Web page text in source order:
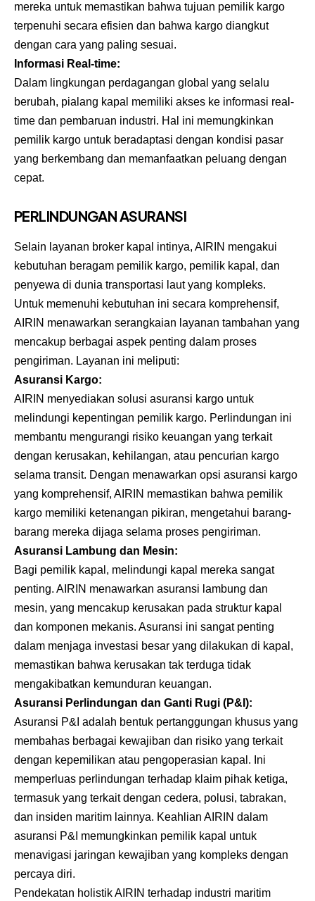
mereka untuk memastikan bahwa tujuan pemilik kargo
terpenuhi secara efisien dan bahwa kargo diangkut
dengan cara yang paling sesuai.
Informasi Real-time:
Dalam lingkungan perdagangan global yang selalu
berubah, pialang kapal memiliki akses ke informasi real-
time dan pembaruan industri. Hal ini memungkinkan
pemilik kargo untuk beradaptasi dengan kondisi pasar
yang berkembang dan memanfaatkan peluang dengan
cepat.
PERLINDUNGAN ASURANSI
Selain layanan broker kapal intinya, AIRIN mengakui
kebutuhan beragam pemilik kargo, pemilik kapal, dan
penyewa di dunia transportasi laut yang kompleks.
Untuk memenuhi kebutuhan ini secara komprehensif,
AIRIN menawarkan serangkaian layanan tambahan yang
mencakup berbagai aspek penting dalam proses
pengiriman. Layanan ini meliputi:
Asuransi Kargo:
AIRIN menyediakan solusi asuransi kargo untuk
melindungi kepentingan pemilik kargo. Perlindungan ini
membantu mengurangi risiko keuangan yang terkait
dengan kerusakan, kehilangan, atau pencurian kargo
selama transit. Dengan menawarkan opsi asuransi kargo
yang komprehensif, AIRIN memastikan bahwa pemilik
kargo memiliki ketenangan pikiran, mengetahui barang-
barang mereka dijaga selama proses pengiriman.
Asuransi Lambung dan Mesin:
Bagi pemilik kapal, melindungi kapal mereka sangat
penting. AIRIN menawarkan asuransi lambung dan
mesin, yang mencakup kerusakan pada struktur kapal
dan komponen mekanis. Asuransi ini sangat penting
dalam menjaga investasi besar yang dilakukan di kapal,
memastikan bahwa kerusakan tak terduga tidak
mengakibatkan kemunduran keuangan.
Asuransi Perlindungan dan Ganti Rugi (P&I):
Asuransi P&I adalah bentuk pertanggungan khusus yang
membahas berbagai kewajiban dan risiko yang terkait
dengan kepemilikan atau pengoperasian kapal. Ini
memperluas perlindungan terhadap klaim pihak ketiga,
termasuk yang terkait dengan cedera, polusi, tabrakan,
dan insiden maritim lainnya. Keahlian AIRIN dalam
asuransi P&I memungkinkan pemilik kapal untuk
menavigasi jaringan kewajiban yang kompleks dengan
percaya diri.
Pendekatan holistik AIRIN terhadap industri maritim